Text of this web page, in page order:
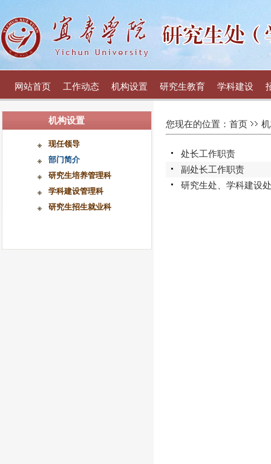
网站首页 工作动态 机构设置 研究生教育 学科建设
机构设置
现任领导
部门简介
研究生培养管理科
学科建设管理科
研究生招生就业科
您现在的位置： 首页
处长工作职责
副处长工作职责
研究生处、学科建设